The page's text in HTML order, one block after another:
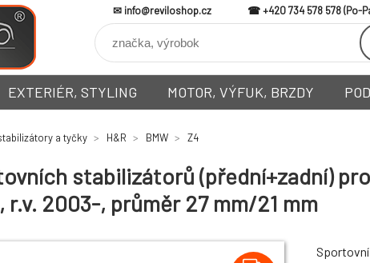
info@reviloshop.cz +420 734 578 578
EXTERIÉR, STYLING MOTOR, VÝFUK, BRZDY
a tyčky H&R BMW Z4
stabilizátorů (přední+zadní)
r.v. 2003-, průměr 27 mm/21 mm